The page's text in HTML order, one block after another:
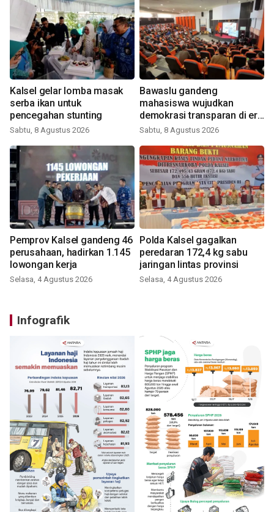
Kalsel gelar lomba masak
serba ikan untuk
pencegahan stunting
Sabtu, 8 Agustus 2026
Bawaslu gandeng
mahasiswa wujudkan
demokrasi transparan di era
digital
Sabtu, 8 Agustus 2026
Pemprov Kalsel gandeng 46
perusahaan, hadirkan 1.145
lowongan kerja
Selasa, 4 Agustus 2026
Polda Kalsel gagalkan
peredaran 172,4 kg sabu
jaringan lintas provinsi
Selasa, 4 Agustus 2026
Infografik